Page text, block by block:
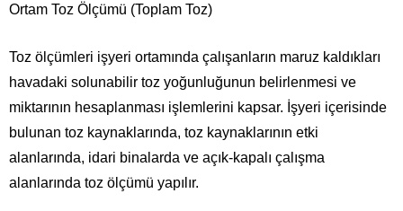
Ortam Toz Ölçümü (Toplam Toz)
Toz ölçümleri işyeri ortamında çalışanların maruz kaldıkları
havadaki solunabilir toz yoğunluğunun belirlenmesi ve
miktarının hesaplanması işlemlerini kapsar. İşyeri içerisinde
bulunan toz kaynaklarında, toz kaynaklarının etki
alanlarında, idari binalarda ve açık-kapalı çalışma
alanlarında toz ölçümü yapılır.